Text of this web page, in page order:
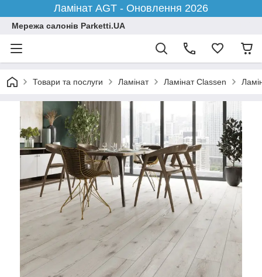
Ламінат AGT - Оновлення 2026
Мережа салонів Parketti.UA
Товари та послуги Ламінат Ламінат Classen